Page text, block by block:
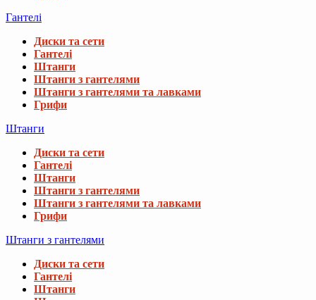
Гантелі
Диски та сети
Гантелі
Штанги
Штанги з гантелями
Штанги з гантелями та лавками
Грифи
Штанги
Диски та сети
Гантелі
Штанги
Штанги з гантелями
Штанги з гантелями та лавками
Грифи
Штанги з гантелями
Диски та сети
Гантелі
Штанги